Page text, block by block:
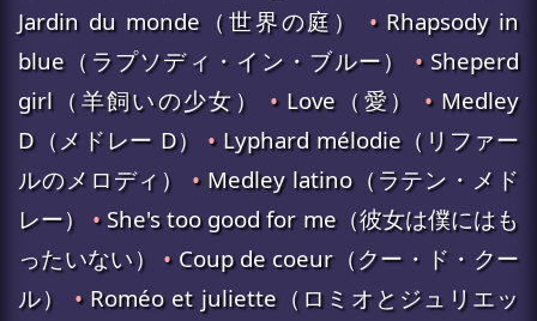
Jardin du monde（世界の庭） •Rhapsody in
blue（ラプソディ・イン・ブルー） •Sheperd
girl（羊飼いの少女） •Love（愛） •Medley
D（メドレー D） •Lyphard mélodie（リファー
ルのメロディ） •Medley latino（ラテン・メド
レー） •She's too good for me（彼女は僕にはも
ったいない） •Coup de coeur（クー・ド・クー
ル） •Roméo et juliette（ロミオとジュリエッ